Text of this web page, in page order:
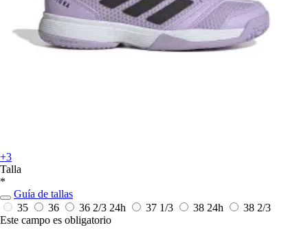
+3
Talla
*
Guía de tallas
35
36 36 2/3 24h 37 1/3 38 24h
38 2/3
Este campo es obligatorio